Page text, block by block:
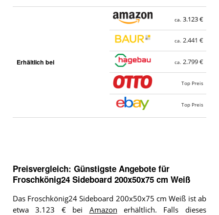
Erhältlich bei
ca. 3.123 €
ca. 2.441 €
ca. 2.799 €
Top Preis
Top Preis
Preisvergleich: Günstigste Angebote für
Froschkönig24 Sideboard 200x50x75 cm Weiß
Das Froschkönig24 Sideboard 200x50x75 cm Weiß ist ab
etwa 3.123 € bei Amazon erhältlich. Falls dieses